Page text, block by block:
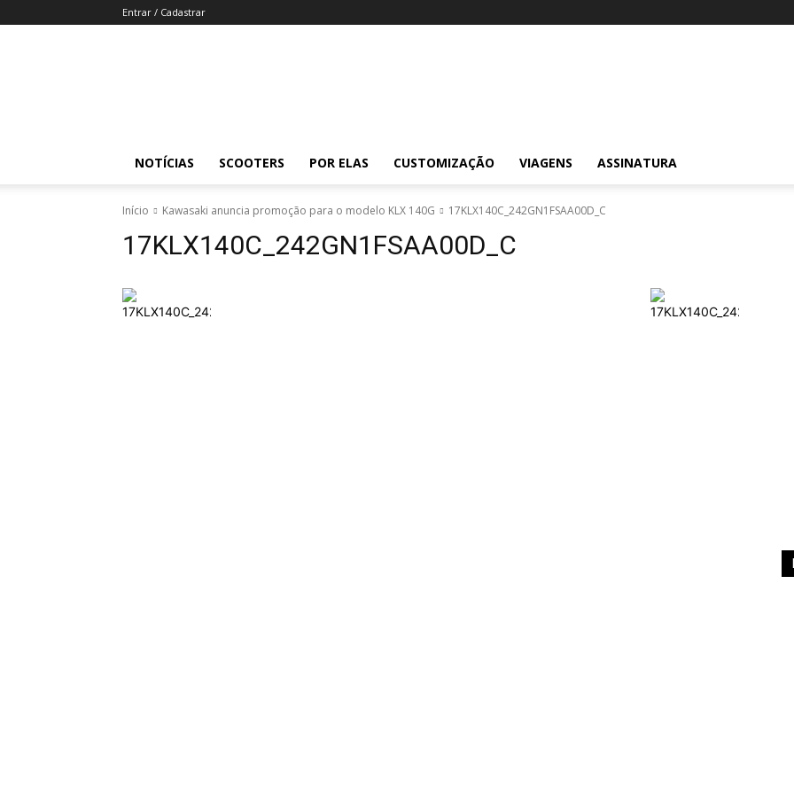
Entrar / Cadastrar
NOTÍCIAS SCOOTERS POR ELAS CUSTOMIZAÇÃO VIAGENS ASSINATURA
Início Kawasaki anuncia promoção para o modelo KLX 140G 17KLX140C_242GN1FSAA00D_C
17KLX140C_242GN1FSAA00D_C